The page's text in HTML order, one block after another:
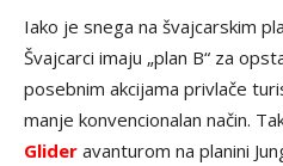
Iako je snega na švajcarskim
Švajcarci imaju „plan B“ za
posebnim akcijama privlače
manje konvencionalan način.
Glider avanturom na planini